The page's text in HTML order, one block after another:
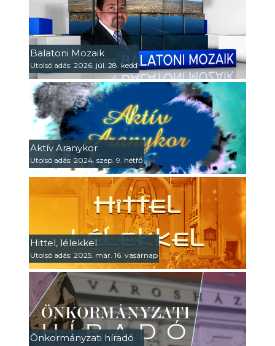
Balatoni Mozaik
Utolsó adás: 2026. júl. 28. kedd
Aktív Aranykor
Utolsó adás: 2024. szep. 9. hétfő
Hittel, lélekkel
Utolsó adás: 2025. már. 16. vasárnap
Önkormányzati híradó